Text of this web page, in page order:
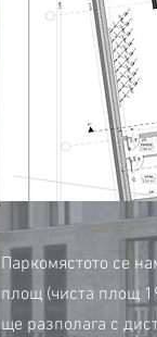
Паркомястото се
площ (чиста площ
ще разполага с